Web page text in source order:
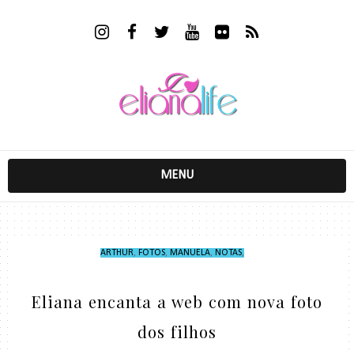
MENU
ARTHUR, FOTOS, MANUELA, NOTAS,
Eliana encanta a web com nova foto
dos filhos